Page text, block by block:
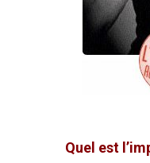
Quel est